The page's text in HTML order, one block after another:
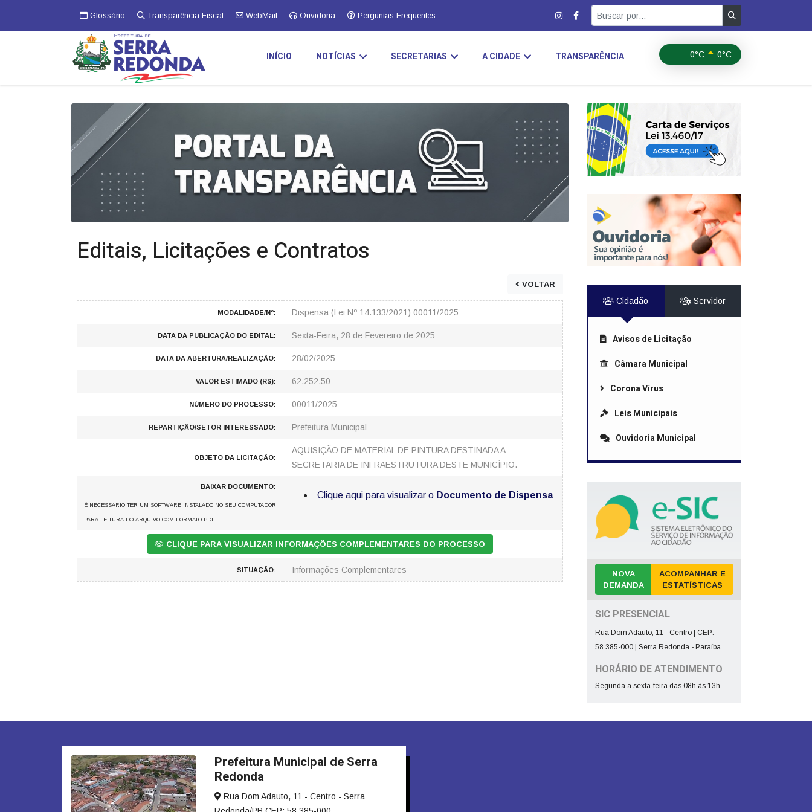
Glossário Transparência Fiscal WebMail Ouvidoria Perguntas Frequentes
0°C 0°C
INÍCIO NOTÍCIAS SECRETARIAS A CIDADE TRANSPARÊNCIA
Editais, Licitações e Contratos
VOLTAR
MODALIDADE/Nº: Dispensa (Lei Nº 14.133/2021) 00011/2025
DATA DA PUBLICAÇÃO DO EDITAL: Sexta-Feira, 28 de Fevereiro de 2025
DATA DA ABERTURA/REALIZAÇÃO: 28/02/2025
VALOR ESTIMADO (R$): 62.252,50
NÚMERO DO PROCESSO: 00011/2025
REPARTIÇÃO/SETOR INTERESSADO: Prefeitura Municipal
OBJETO DA LICITAÇÃO:
AQUISIÇÃO DE MATERIAL DE PINTURA DESTINADA A
SECRETARIA DE INFRAESTRUTURA DESTE MUNICÍPIO.
BAIXAR DOCUMENTO:
É NECESSARIO TER UM SOFTWARE INSTALADO NO SEU COMPUTADOR
PARA LEITURA DO ARQUIVO COM FORMATO PDF
Clique aqui para visualizar o Documento de Dispensa
CLIQUE PARA VISUALIZAR INFORMAÇÕES COMPLEMENTARES DO PROCESSO
SITUAÇÃO: Informações Complementares
Cidadão Servidor
Avisos de Licitação
Câmara Municipal
Corona Vírus
Leis Municipais
Ouvidoria Municipal
NOVA
DEMANDA
ACOMPANHAR E
ESTATÍSTICAS
SIC PRESENCIAL
Rua Dom Adauto, 11 - Centro | CEP:
58.385-000 | Serra Redonda - Paraíba
HORÁRIO DE ATENDIMENTO
Segunda a sexta-feira das 08h às 13h
Prefeitura Municipal de Serra
Redonda
Rua Dom Adauto, 11 - Centro - Serra